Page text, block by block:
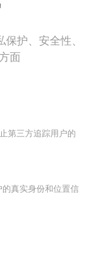
护、安全性、
面
第三方追踪用户的
真实身份和位置信